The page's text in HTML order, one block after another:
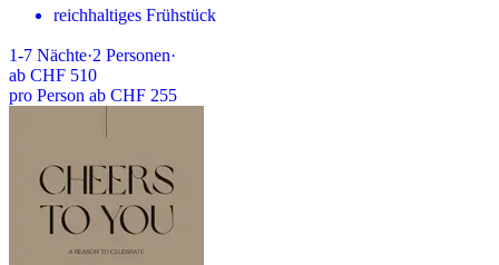
reichhaltiges Frühstück
1-7 Nächte·2 Personen·
ab CHF 510
pro Person ab CHF 255